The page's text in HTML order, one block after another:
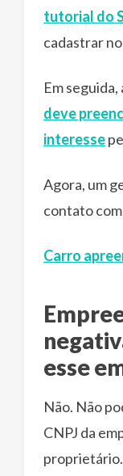
tutorial do
cadastrar
Em
deve
interesse
Agora, um
contato
Carro
esse
Não. Não
CNPJ da
proprietário.